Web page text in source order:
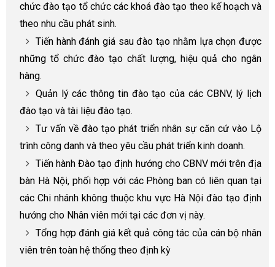
chức đào tạo tổ chức các khoá đào tạo theo kế hoạch và
theo nhu cầu phát sinh.
Tiến hành đánh giá sau đào tạo nhằm lựa chọn được
những tổ chức đào tạo chất lượng, hiệu quả cho ngân
hàng.
Quản lý các thông tin đào tạo của các CBNV, lý lịch
đào tạo và tài liệu đào tạo.
Tư vấn về đào tạo phát triển nhân sự căn cứ vào Lộ
trình công danh và theo yêu cầu phát triển kinh doanh.
Tiến hành Đào tạo định hướng cho CBNV mới trên địa
bàn Hà Nội, phối hợp với các Phòng ban có liên quan tại
các Chi nhánh không thuộc khu vực Hà Nội đào tạo định
hướng cho Nhân viên mới tại các đơn vị này.
Tổng hợp đánh giá kết quả công tác của cán bộ nhân
viên trên toàn hệ thống theo định kỳ